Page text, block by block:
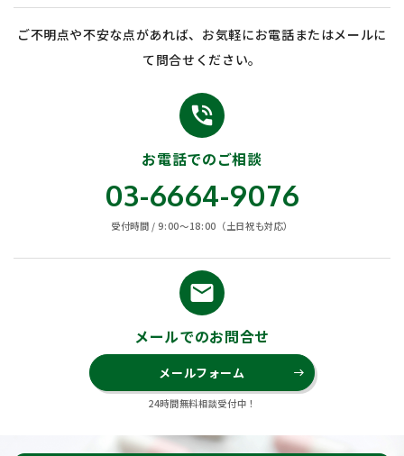
ご不明点や不安な点があれば、お気軽にお電話またはメールに
て問合せください。
phone_in_talk
お電話でのご相談
03-6664-9076
受付時間 / 9:00〜18:00（土日祝も対応）
email
メールでのお問合せ
メールフォーム east
24時間無料相談受付中！